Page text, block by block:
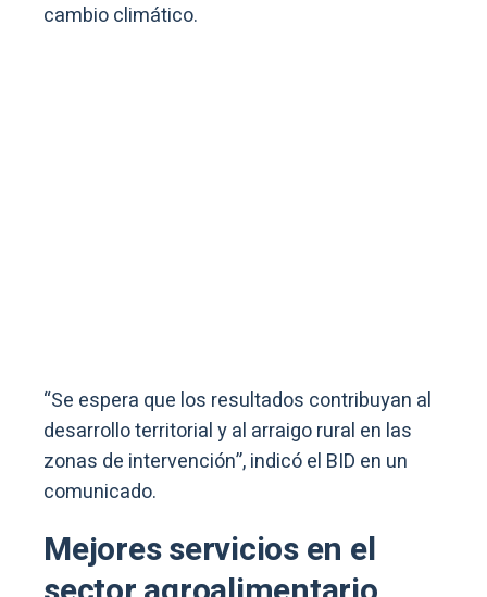
cambio climático.
“Se espera que los resultados contribuyan al
desarrollo territorial y al arraigo rural en las
zonas de intervención”, indicó el BID en un
comunicado.
Mejores servicios en el